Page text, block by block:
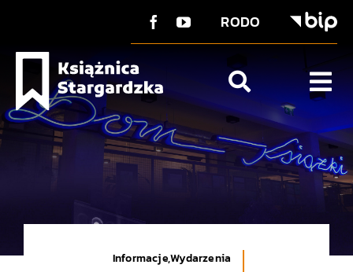
RODO
O Książnicy
Kontakt
Informacje,Wydarzenia